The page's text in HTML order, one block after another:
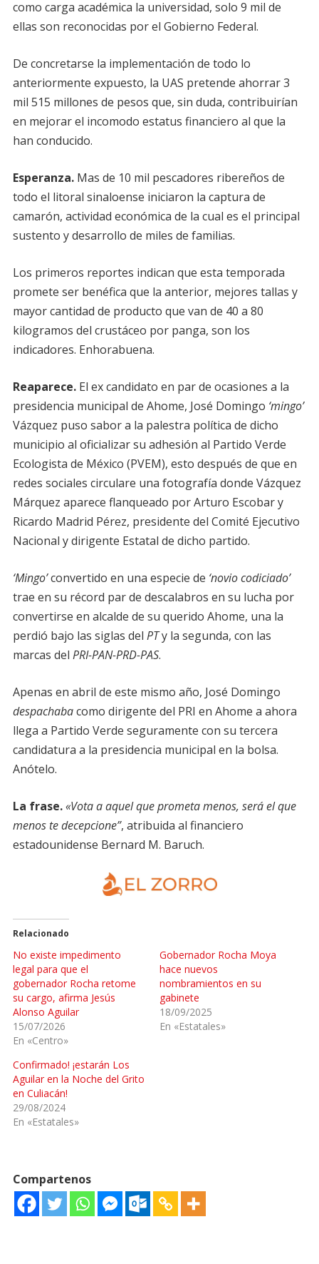
como carga académica la universidad, solo 9 mil de
ellas son reconocidas por el Gobierno Federal.
De concretarse la implementación de todo lo
anteriormente expuesto, la UAS pretende ahorrar 3
mil 515 millones de pesos que, sin duda, contribuirían
en mejorar el incomodo estatus financiero al que la
han conducido.
Esperanza.Mas de 10 mil pescadores ribereños de
todo el litoral sinaloense iniciaron la captura de
camarón, actividad económica de la cual es el principal
sustento y desarrollo de miles de familias.
Los primeros reportes indican que esta temporada
promete ser benéfica que la anterior, mejores tallas y
mayor cantidad de producto que van de 40 a 80
kilogramos del crustáceo por panga, son los
indicadores. Enhorabuena.
Reaparece.El ex candidato en par de ocasiones a la
presidencia municipal de Ahome, José Domingo ‘mingo’
Vázquez puso sabor a la palestra política de dicho
municipio al oficializar su adhesión al Partido Verde
Ecologista de México (PVEM), esto después de que en
redes sociales circulare una fotografía donde Vázquez
Márquez aparece flanqueado por Arturo Escobar y
Ricardo Madrid Pérez, presidente del Comité Ejecutivo
Nacional y dirigente Estatal de dicho partido.
‘Mingo’convertido en una especie de ‘novio codiciado’
trae en su récord par de descalabros en su lucha por
convertirse en alcalde de su querido Ahome, una la
perdió bajo las siglas del PTy la segunda, con las
marcas del PRI-PAN-PRD-PAS.
Apenas en abril de este mismo año, José Domingo
despachabacomo dirigente del PRI en Ahome a ahora
llega a Partido Verde seguramente con su tercera
candidatura a la presidencia municipal en la bolsa.
Anótelo.
La frase.«Vota a aquel que prometa menos, será el que
menos te decepcione”, atribuida al financiero
estadounidense Bernard M. Baruch.
Relacionado
No existe impedimento
legal para que el
gobernador Rocha retome
su cargo, afirma Jesús
Alonso Aguilar
15/07/2026
En «Centro»
Gobernador Rocha Moya
hace nuevos
nombramientos en su
gabinete
18/09/2025
En «Estatales»
Confirmado! ¡estarán Los
Aguilar en la Noche del Grito
en Culiacán!
29/08/2024
En «Estatales»
Compartenos